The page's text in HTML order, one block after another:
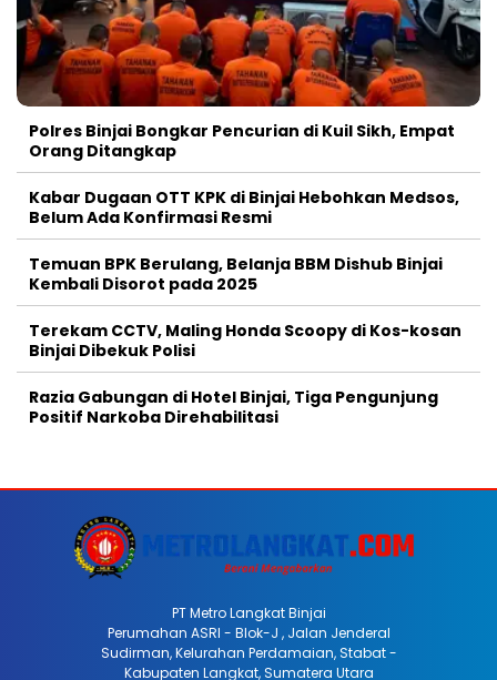
Polres Binjai Bongkar Pencurian di Kuil Sikh, Empat
Orang Ditangkap
Kabar Dugaan OTT KPK di Binjai Hebohkan Medsos,
Belum Ada Konfirmasi Resmi
Temuan BPK Berulang, Belanja BBM Dishub Binjai
Kembali Disorot pada 2025
Terekam CCTV, Maling Honda Scoopy di Kos-kosan
Binjai Dibekuk Polisi
Razia Gabungan di Hotel Binjai, Tiga Pengunjung
Positif Narkoba Direhabilitasi
PT Metro Langkat Binjai
Perumahan ASRI - Blok-J , Jalan Jenderal
Sudirman, Kelurahan Perdamaian, Stabat -
Kabupaten Langkat, Sumatera Utara